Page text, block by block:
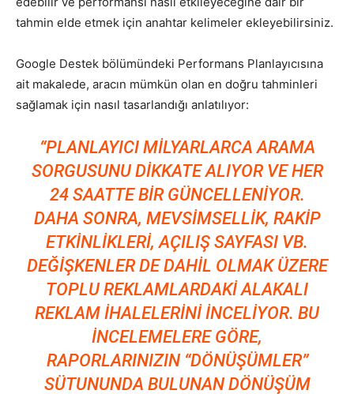
tahmin elde etmek için anahtar kelimeler ekleyebilirsiniz.
Google Destek bölümündeki Performans Planlayıcısına
ait makalede, aracın mümkün olan en doğru tahminleri
sağlamak için nasıl tasarlandığı anlatılıyor:
“PLANLAYICI MILYARLARCA ARAMA
SORGUSUNU DIKKATE ALIYOR VE HER
24 SAATTE BIR GÜNCELLENIYOR.
DAHA SONRA, MEVSIMSELLIK, RAKIP
ETKINLIKLERI, AÇILIŞ SAYFASI VB.
DEĞIŞKENLER DE DAHIL OLMAK ÜZERE
TOPLU REKLAMLARDAKI ALAKALI
REKLAM IHALELERINI INCELIYOR. BU
INCELEMELERE GÖRE,
RAPORLARINIZIN “DÖNÜŞÜMLER”
SÜTUNUNDA BULUNAN DÖNÜŞÜM